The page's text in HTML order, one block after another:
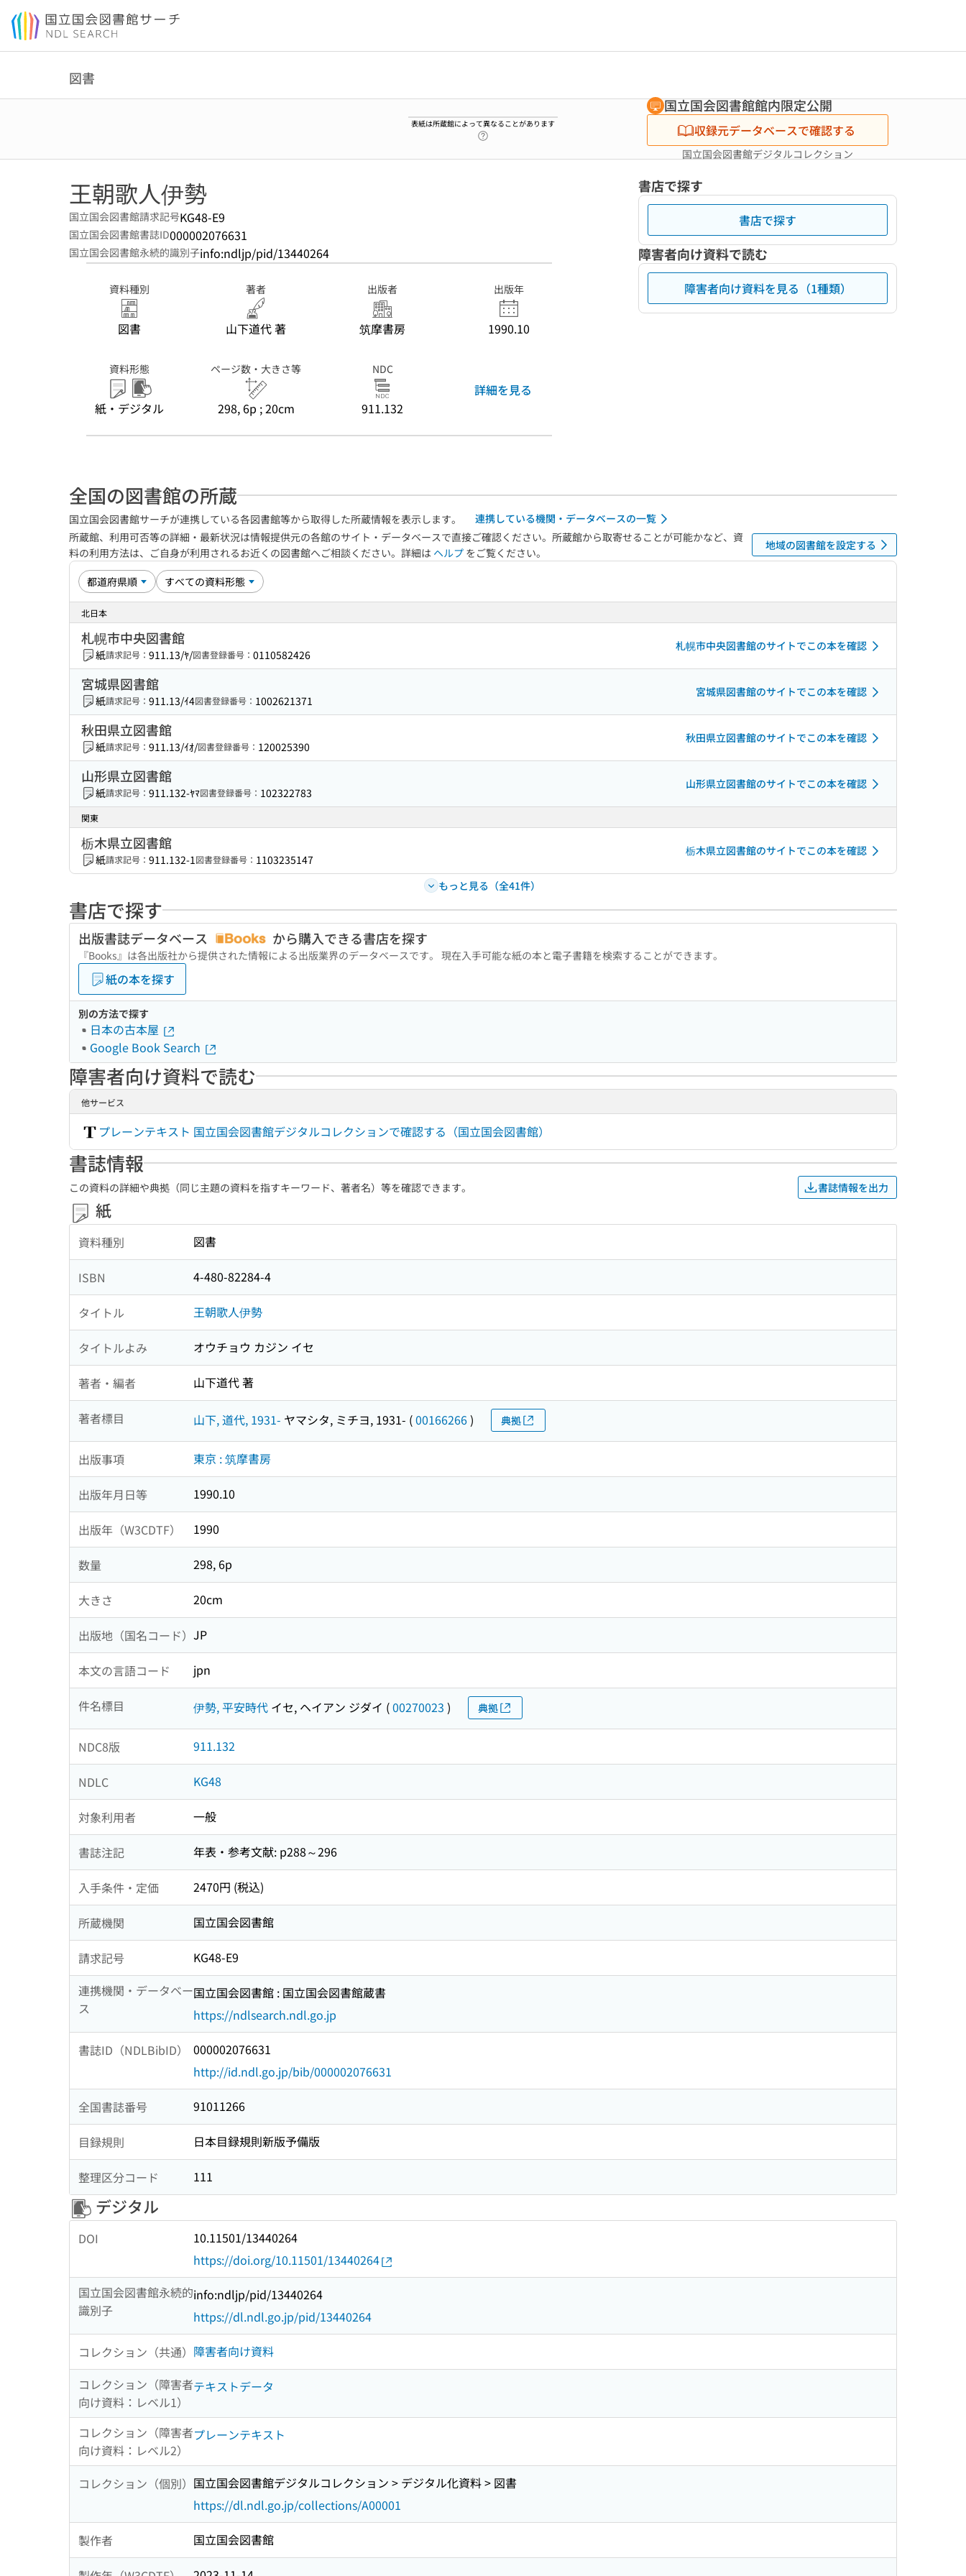
本文へ移動
図書
表紙は所蔵館によって異なることがあります
国立国会図書館館内限定公開
収録元データベースで確認する
国立国会図書館デジタルコレクション
王朝歌人伊勢
国立国会図書館請求記号KG48-E9
国立国会図書館書誌ID000002076631
国立国会図書館永続的識別子info:ndljp/pid/13440264
資料種別
図書
著者
山下道代 著
出版者
筑摩書房
出版年
1990.10
資料形態
紙・デジタル
ページ数・大きさ等
298, 6p ; 20cm
NDC
911.132
詳細を見る
書店で探す
書店で探す
障害者向け資料で読む
障害者向け資料を見る（1種類）
全国の図書館の所蔵
国立国会図書館サーチが連携している各図書館等から取得した所蔵情報を表示します。
連携している機関・データベースの一覧
所蔵館、利用可否等の詳細・最新状況は情報提供元の各館のサイト・データベースで直接ご確認ください。所蔵館から取寄せることが可能かなど、資
料の利用方法は、ご自身が利用されるお近くの図書館へご相談ください。詳細は ヘルプ をご覧ください。
地域の図書館を設定する
北日本
札幌市中央図書館
紙請求記号： 911.13/ﾔ/図書登録番号： 0110582426
札幌市中央図書館のサイトでこの本を確認
宮城県図書館
紙請求記号： 911.13/ｲ4図書登録番号： 1002621371
宮城県図書館のサイトでこの本を確認
秋田県立図書館
紙請求記号： 911.13/ｲｵ/図書登録番号： 120025390
秋田県立図書館のサイトでこの本を確認
山形県立図書館
紙請求記号： 911.132-ﾔﾏ図書登録番号： 102322783
山形県立図書館のサイトでこの本を確認
関東
栃木県立図書館
紙請求記号： 911.132-1図書登録番号： 1103235147
栃木県立図書館のサイトでこの本を確認
もっと見る（全41件）
書店で探す
出版書誌データベース から購入できる書店を探す
『Books』は各出版社から提供された情報による出版業界のデータベースです。 現在入手可能な紙の本と電子書籍を検索することができます。
紙の本を探す
別の方法で探す
日本の古本屋
Google Book Search
障害者向け資料で読む
他サービス
プレーンテキスト 国立国会図書館デジタルコレクションで確認する（国立国会図書館）
書誌情報
この資料の詳細や典拠（同じ主題の資料を指すキーワード、著者名）等を確認できます。 書誌情報を出力
紙
資料種別 図書
ISBN 4-480-82284-4
タイトル 王朝歌人伊勢
タイトルよみ オウチョウ カジン イセ
著者・編者 山下道代 著
著者標目 山下, 道代, 1931- ヤマシタ, ミチヨ, 1931- (00166266) 典拠
出版事項 東京 : 筑摩書房
出版年月日等 1990.10
出版年（W3CDTF） 1990
数量 298, 6p
大きさ 20cm
出版地（国名コード） JP
本文の言語コード jpn
件名標目 伊勢, 平安時代 イセ, ヘイアン ジダイ (00270023 ) 典拠
NDC8版 911.132
NDLC KG48
対象利用者 一般
書誌注記 年表・参考文献: p288～296
入手条件・定価 2470円 (税込)
所蔵機関 国立国会図書館
請求記号
KG48-E9
連携機関・データベー
ス
国立国会図書館 : 国立国会図書館蔵書
https://ndlsearch.ndl.go.jp
書誌ID（NDLBibID）
000002076631
http://id.ndl.go.jp/bib/000002076631
全国書誌番号 91011266
目録規則 日本目録規則新版予備版
整理区分コード 111
デジタル
DOI
10.11501/13440264
https://doi.org/10.11501/13440264
国立国会図書館永続的
識別子
info:ndljp/pid/13440264
https://dl.ndl.go.jp/pid/13440264
コレクション（共通） 障害者向け資料
コレクション（障害者
向け資料：レベル1）
テキストデータ
コレクション（障害者
向け資料：レベル2）
プレーンテキスト
コレクション（個別） 国立国会図書館デジタルコレクション > デジタル化資料 > 図書
https://dl.ndl.go.jp/collections/A00001
製作者 国立国会図書館